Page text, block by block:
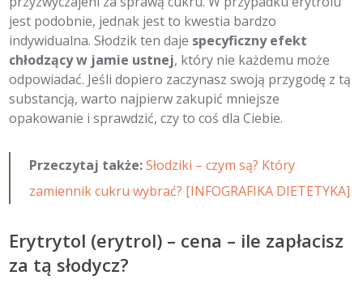
jest podobnie, jednak jest to kwestia bardzo
indywidualna. Słodzik ten daje specyficzny efekt
chłodzący w jamie ustnej, który nie każdemu może
odpowiadać. Jeśli dopiero zaczynasz swoją przygodę z tą
substancją, warto najpierw zakupić mniejsze
opakowanie i sprawdzić, czy to coś dla Ciebie.
Przeczytaj także:Słodziki – czym są? Który
zamiennik cukru wybrać? [INFOGRAFIKA DIETETYKA]
Erytrytol (erytrol) – cena – ile zapłacisz
za tą słodycz?